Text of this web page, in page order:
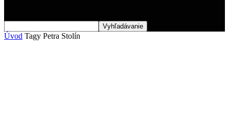
Úvod Tagy Petra Stolín